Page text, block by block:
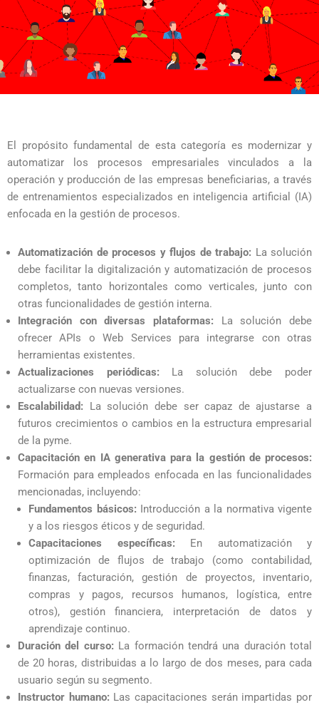
El propósito fundamental de esta categoría es modernizar y
automatizar los procesos empresariales vinculados a la
operación y producción de las empresas beneficiarias, a través
de entrenamientos especializados en inteligencia artificial (IA)
enfocada en la gestión de procesos.
Automatización de procesos y flujos de trabajo: La solución
debe facilitar la digitalización y automatización de procesos
completos, tanto horizontales como verticales, junto con
otras funcionalidades de gestión interna.
Integración con diversas plataformas: La solución debe
ofrecer APIs o Web Services para integrarse con otras
herramientas existentes.
Actualizaciones periódicas: La solución debe poder
actualizarse con nuevas versiones.
Escalabilidad: La solución debe ser capaz de ajustarse a
futuros crecimientos o cambios en la estructura empresarial
de la pyme.
Capacitación en IA generativa para la gestión de procesos:
Formación para empleados enfocada en las funcionalidades
mencionadas, incluyendo:
Fundamentos básicos: Introducción a la normativa vigente
y a los riesgos éticos y de seguridad.
Capacitaciones específicas: En automatización y
optimización de flujos de trabajo (como contabilidad,
finanzas, facturación, gestión de proyectos, inventario,
compras y pagos, recursos humanos, logística, entre
otros), gestión financiera, interpretación de datos y
aprendizaje continuo.
Duración del curso: La formación tendrá una duración total
de 20 horas, distribuidas a lo largo de dos meses, para cada
usuario según su segmento.
Instructor humano: Las capacitaciones serán impartidas por